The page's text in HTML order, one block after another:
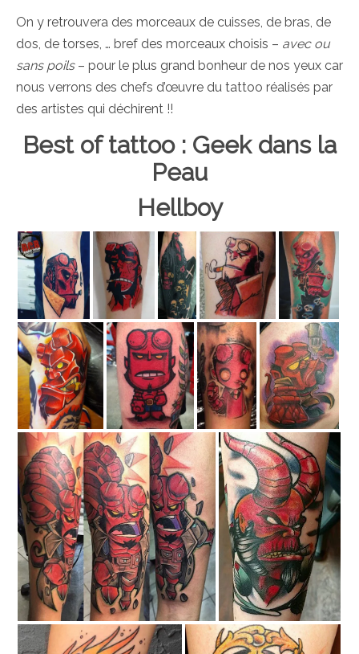
On y retrouvera des morceaux de cuisses, de bras, de
dos, de torses, … bref des morceaux choisis – avec ou
sans poils– pour le plus grand bonheur de nos yeux car
nous verrons des chefs d’œuvre du tattoo réalisés par
des artistes qui déchirent !!
Best of tattoo : Geek dans la
Peau
Hellboy